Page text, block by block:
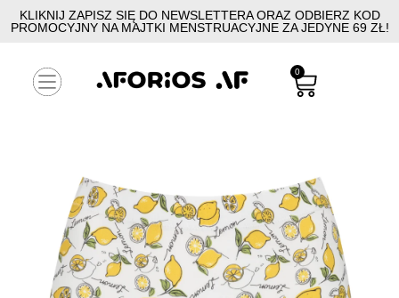
KLIKNIJ ZAPISZ SIĘ DO NEWSLETTERA ORAZ ODBIERZ KOD
PROMOCYJNY NA MAJTKI MENSTRUACYJNE ZA JEDYNE 69 ZŁ!
0